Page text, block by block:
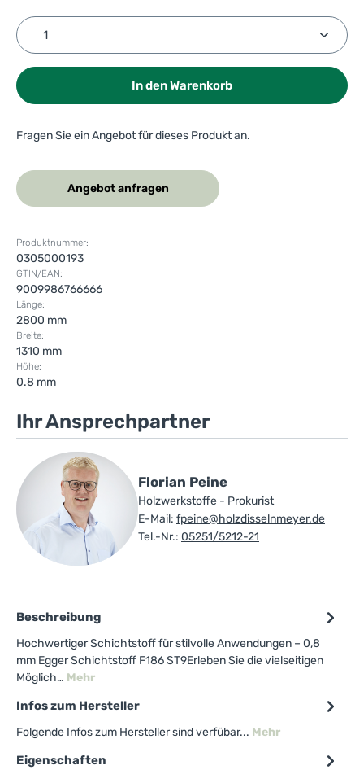
Produkt Anzahl: Gib den gewünschten Wert ein
In den Warenkorb
Fragen Sie ein Angebot für dieses Produkt an.
Angebot anfragen
Produktnummer:
0305000193
GTIN/EAN:
9009986766666
Länge:
2800 mm
Breite:
1310 mm
Höhe:
0.8 mm
Ihr Ansprechpartner
Florian Peine
Holzwerkstoffe - Prokurist
E-Mail: fpeine@holzdisselnmeyer.de
Tel.-Nr.: 05251/5212-21
Beschreibung
Hochwertiger Schichtstoff für stilvolle Anwendungen – 0,8
mm Egger Schichtstoff F186 ST9Erleben Sie die vielseitigen
Möglich… Mehr
Infos zum Hersteller
Folgende Infos zum Hersteller sind verfübar... Mehr
Eigenschaften